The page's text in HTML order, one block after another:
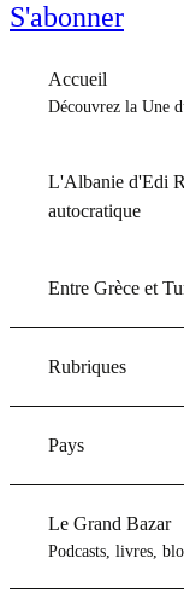
S'abonner
Accueil
Découvrez la Une
L'Albanie d'Edi
autocratique
Entre Grèce et
Rubriques
Pays
Le Grand Bazar
Podcasts, livres,